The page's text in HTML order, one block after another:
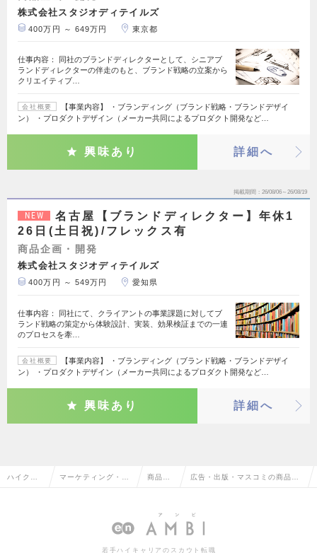
株式会社スタジオディテイルズ
400万円 ～ 649万円 東京都
仕事内容： 同社のブランドディレクターとして、シニアブ
ランドディレクターの伴走のもと、ブランド戦略の立案から
クリエイティブ…
会社概要
【事業内容】 ・ブランディング（ブランド戦略・ブランドデザイ
ン） ・プロダクトデザイン（メーカー共同によるプロダクト開発など…
興味あり 詳細へ
掲載期間 26/08/06～26/08/19
NEW
名古屋【ブランドディレクター】年休1
26日(土日祝)/フレックス有
商品企画・開発
株式会社スタジオディテイルズ
400万円 ～ 549万円 愛知県
仕事内容： 同社にて、クライアントの事業課題に対してブ
ランド戦略の策定から体験設計、実装、効果検証までの一連
のプロセスを牽…
会社概要
【事業内容】 ・ブランディング（ブランド戦略・ブランドデザイ
ン） ・プロダクトデザイン（メーカー共同によるプロダクト開発など…
興味あり 詳細へ
ハイクラ マーケティング・販 商品企
発
広告・出版・マスコミの商品企
若手ハイキャリアのスカウト転職